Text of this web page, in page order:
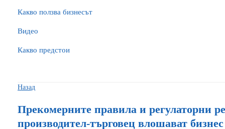
Какво ползва бизнесът
Видео
Какво предстои
Назад
Прекомерните правила и регулаторни
производител-търговец влошават бизнес